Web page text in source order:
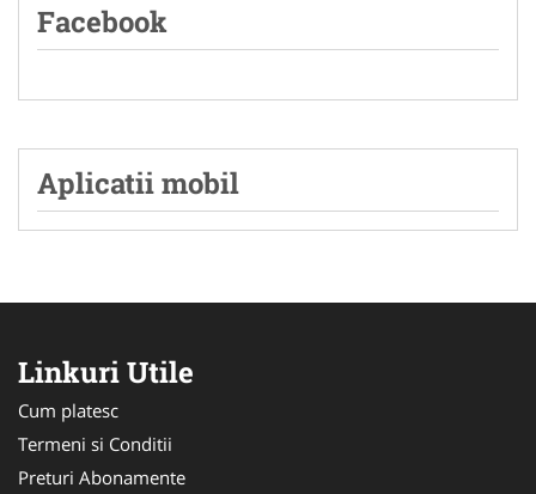
Facebook
Aplicatii mobil
Linkuri Utile
Cum platesc
Termeni si Conditii
Preturi Abonamente